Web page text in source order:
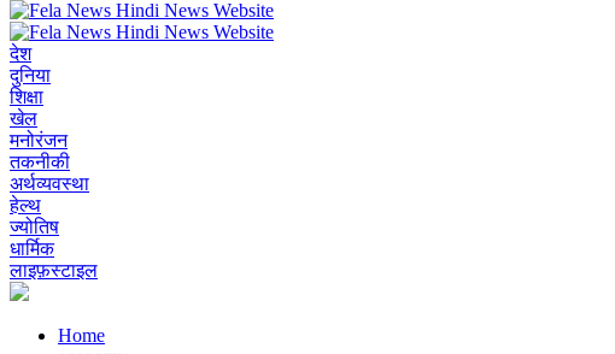
देश
दुनिया
शिक्षा
खेल
मनोरंजन
तकनीकी
अर्थव्यवस्था
हेल्थ
ज्योतिष
धार्मिक
लाइफ़स्टाइल
Home